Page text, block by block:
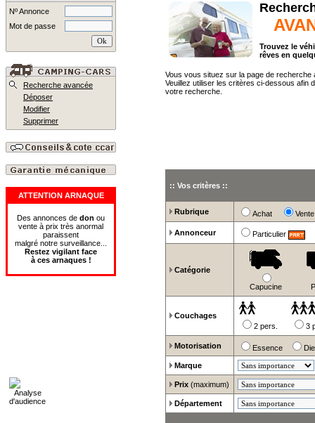
Nº Annonce
Mot de passe
Recherche avancée
Déposer
Modifier
Supprimer
ATTENTION ARNAQUE
Des annonces de don ou
vente à prix très anormal
paraissent
malgré notre surveillance...
Restez vigilant face
à ces arnaques !
Trouvez le
rêves en
Vous vous situez sur la page de recherche
Veuillez utiliser les critères ci-dessous afin
votre recherche.
:: Vos critères ::
Rubrique Achat
Annonceur Particulier
Catégorie
Capucine
Couchages
2 pers.
3
Motorisation Essence
Marque
Prix (maximum)
Département